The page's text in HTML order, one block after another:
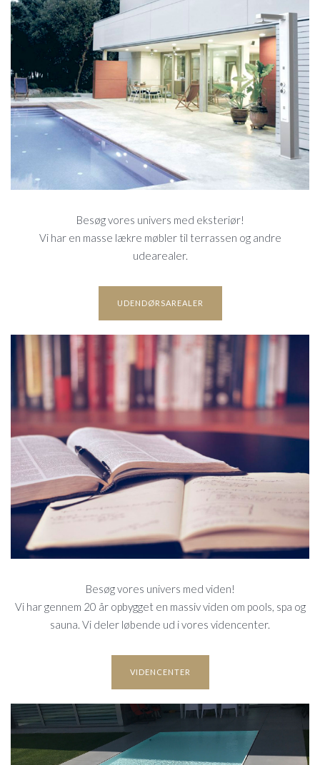
UDENDØRS-
AREALER
Besøg vores univers med eksteriør!
Vi har en masse lækre møbler til terrassen og andre
udearealer.
UDENDØRSAREALER
VIDENCENTER
Besøg vores univers med viden!
Vi har gennem 20 år opbygget en massiv viden om pools, spa og
sauna. Vi deler løbende ud i vores videncenter.
VIDENCENTER